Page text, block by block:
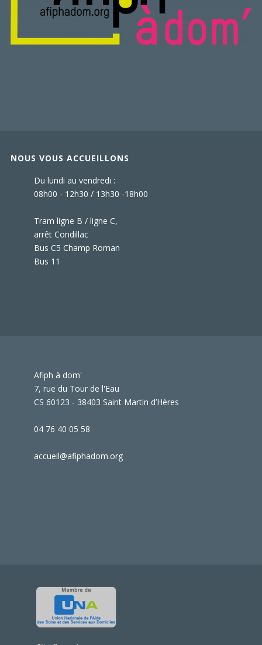
NOUS VOUS ACCUEILLONS
Du lundi au vendredi :
08h00 - 12h30 / 13h30 -18h00
Tram ligne B / ligne C,
arrêt Condillac
Bus C5 Champ Roman
Bus 11
Afiph à dom'
7, rue du Tour de l'Eau
CS 60123 - 38403 Saint Martin d’Hères
04 76 40 05 58
accueil@afiphadom.org